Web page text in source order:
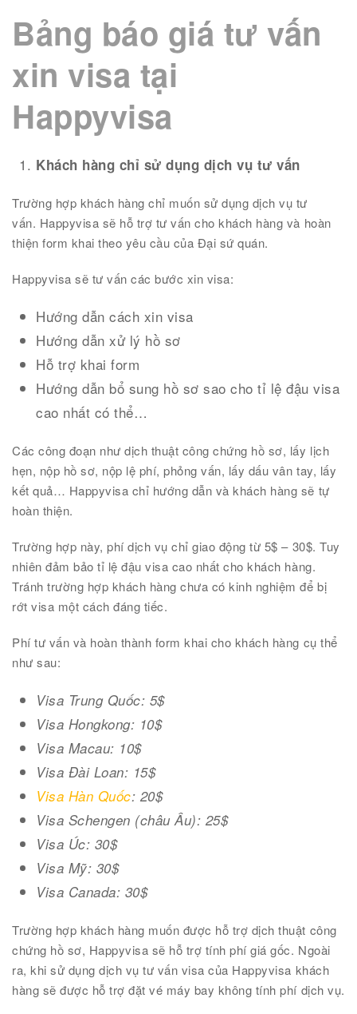
Bảng báo giá tư vấn
xin visa tại
Happyvisa
Khách hàng chỉ sử dụng dịch vụ tư vấn
Trường hợp khách hàng chỉ muốn sử dụng dịch vụ tư
vấn. Happyvisa sẽ hỗ trợ tư vấn cho khách hàng và hoàn
thiện form khai theo yêu cầu của Đại sứ quán.
Happyvisa sẽ tư vấn các bước xin visa:
Hướng dẫn cách xin visa
Hướng dẫn xử lý hồ sơ
Hỗ trợ khai form
Hướng dẫn bổ sung hồ sơ sao cho tỉ lệ đậu visa
cao nhất có thể…
Các công đoạn như dịch thuật công chứng hồ sơ, lấy lịch
hẹn, nộp hồ sơ, nộp lệ phí, phỏng vấn, lấy dấu vân tay, lấy
kết quả… Happyvisa chỉ hướng dẫn và khách hàng sẽ tự
hoàn thiện.
Trường hợp này, phí dịch vụ chỉ giao động từ 5$ – 30$. Tuy
nhiên đảm bảo tỉ lệ đậu visa cao nhất cho khách hàng.
Tránh trường hợp khách hàng chưa có kinh nghiệm để bị
rớt visa một cách đáng tiếc.
Phí tư vấn và hoàn thành form khai cho khách hàng cụ thể
như sau:
Visa Trung Quốc: 5$
Visa Hongkong: 10$
Visa Macau: 10$
Visa Đài Loan: 15$
Visa Hàn Quốc: 20$
Visa Schengen (châu Âu): 25$
Visa Úc: 30$
Visa Mỹ: 30$
Visa Canada: 30$
Trường hợp khách hàng muốn được hỗ trợ dịch thuật công
chứng hồ sơ, Happyvisa sẽ hỗ trợ tính phí giá gốc. Ngoài
ra, khi sử dụng dịch vụ tư vấn visa của Happyvisa khách
hàng sẽ được hỗ trợ đặt vé máy bay không tính phí dịch vụ.